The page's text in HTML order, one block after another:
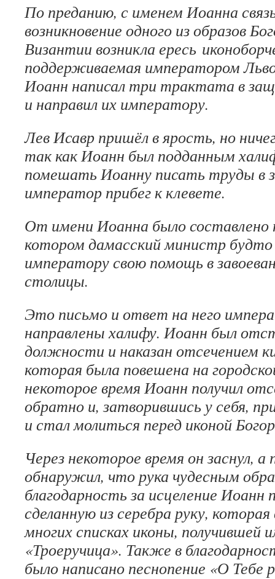
По преданию, с именем Иоанна
возникновение одного из образов
Византии возникла ересь
поддерживаемая императором
Иоанн написал три трактата в
и направил их императору.
Лев Исавр пришёл в ярость, но
так как Иоанн был подданным
помешать Иоанну писать труды в
император прибег к клевете.
От имени Иоанна было составлено
котором дамасский министр будто
императору свою помощь в
столицы.
Это письмо и ответ на него
направлены халифу. Иоанн был
должности и наказан отсечением
которая была повешена на
некоторое время Иоанн получил
обратно и, затворившись у себя,
и стал молиться перед иконой
Через некоторое время он заснул, а
обнаружил, что рука чудесным
благодарность за исцеление Иоанн
сделанную из серебра руку,
многих списках иконы, получившей
«Троеручица». Также в
было написано песнопение «О